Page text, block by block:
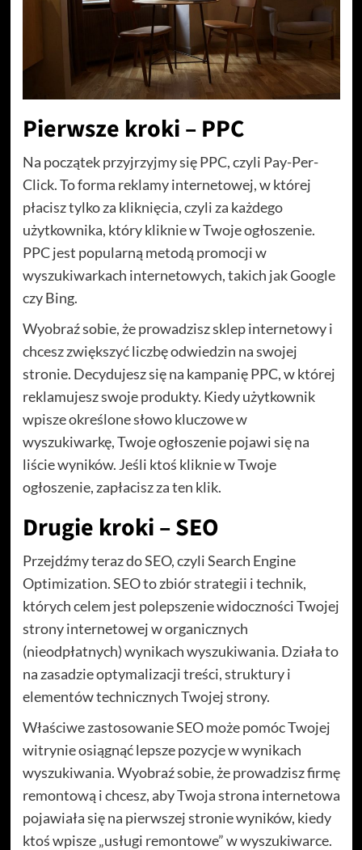
Pierwsze kroki – PPC
Na początek przyjrzyjmy się PPC, czyli Pay-Per-
Click. To forma reklamy internetowej, w której
płacisz tylko za kliknięcia, czyli za każdego
użytkownika, który kliknie w Twoje ogłoszenie.
PPC jest popularną metodą promocji w
wyszukiwarkach internetowych, takich jak Google
czy Bing.
Wyobraź sobie, że prowadzisz sklep internetowy i
chcesz zwiększyć liczbę odwiedzin na swojej
stronie. Decydujesz się na kampanię PPC, w której
reklamujesz swoje produkty. Kiedy użytkownik
wpisze określone słowo kluczowe w
wyszukiwarkę, Twoje ogłoszenie pojawi się na
liście wyników. Jeśli ktoś kliknie w Twoje
ogłoszenie, zapłacisz za ten klik.
Drugie kroki – SEO
Przejdźmy teraz do SEO, czyli Search Engine
Optimization. SEO to zbiór strategii i technik,
których celem jest polepszenie widoczności Twojej
strony internetowej w organicznych
(nieodpłatnych) wynikach wyszukiwania. Działa to
na zasadzie optymalizacji treści, struktury i
elementów technicznych Twojej strony.
Właściwe zastosowanie SEO może pomóc Twojej
witrynie osiągnąć lepsze pozycje w wynikach
wyszukiwania. Wyobraź sobie, że prowadzisz firmę
remontową i chcesz, aby Twoja strona internetowa
pojawiała się na pierwszej stronie wyników, kiedy
ktoś wpisze „usługi remontowe” w wyszukiwarce.